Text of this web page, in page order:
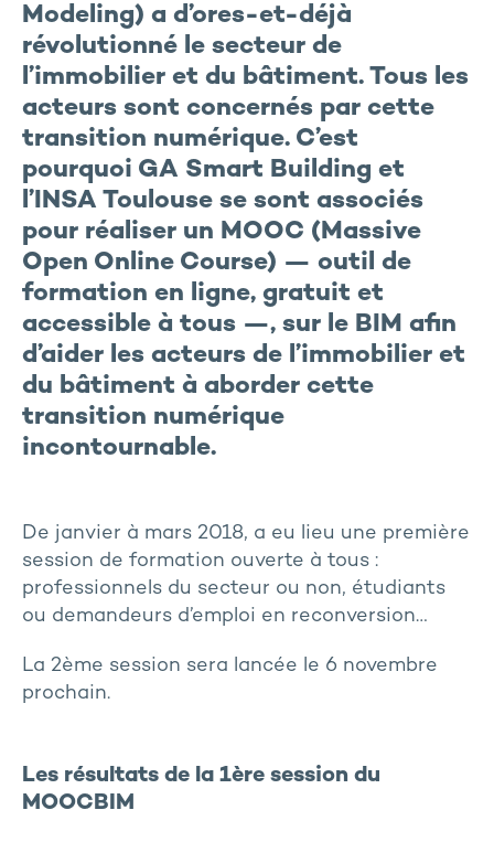
Modeling) a d’ores-et-déjà
révolutionné le secteur de
l’immobilier et du bâtiment. Tous les
acteurs sont concernés par cette
transition numérique. C’est
pourquoi GA Smart Building et
l’INSA Toulouse se sont associés
pour réaliser un MOOC (Massive
Open Online Course) — outil de
formation en ligne, gratuit et
accessible à tous —, sur le BIM afin
d’aider les acteurs de l’immobilier et
du bâtiment à aborder cette
transition numérique
incontournable.
De janvier à mars 2018, a eu lieu une première
session de formation ouverte à tous :
professionnels du secteur ou non, étudiants
ou demandeurs d’emploi en reconversion…
La 2ème session sera lancée le 6 novembre
prochain.
Les résultats de la 1ère session du
MOOCBIM